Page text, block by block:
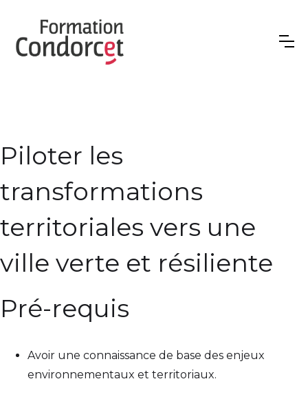
Piloter les
transformations
territoriales vers une
ville verte et résiliente
Pré-requis
Avoir une connaissance de base des enjeux
environnementaux et territoriaux.